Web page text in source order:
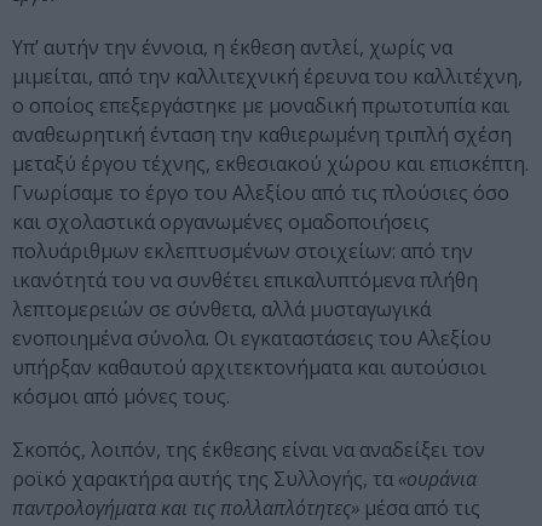
Υπ’ αυτήν την έννοια, η έκθεση αντλεί, χωρίς να
μιμείται, από την καλλιτεχνική έρευνα του καλλιτέχνη,
ο οποίος επεξεργάστηκε με μοναδική πρωτοτυπία και
αναθεωρητική ένταση την καθιερωμένη τριπλή σχέση
μεταξύ έργου τέχνης, εκθεσιακού χώρου και επισκέπτη.
Γνωρίσαμε το έργο του Αλεξίου από τις πλούσιες όσο
και σχολαστικά οργανωμένες ομαδοποιήσεις
πολυάριθμων εκλεπτυσμένων στοιχείων: από την
ικανότητά του να συνθέτει επικαλυπτόμενα πλήθη
λεπτομερειών σε σύνθετα, αλλά μυσταγωγικά
ενοποιημένα σύνολα. Οι εγκαταστάσεις του Αλεξίου
υπήρξαν καθαυτού αρχιτεκτονήματα και αυτούσιοι
κόσμοι από μόνες τους.
Σκοπός, λοιπόν, της έκθεσης είναι να αναδείξει τον
ροϊκό χαρακτήρα αυτής της Συλλογής, τα «ουράνια
παντρολογήματα και τις πολλαπλότητες» μέσα από τις